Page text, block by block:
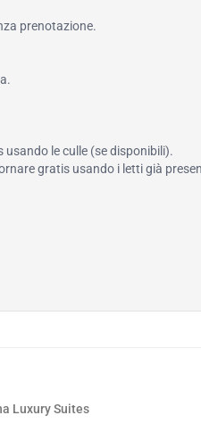
prenotazione.
le culle (se disponibili).
gratis usando i letti già
Luxury Suites